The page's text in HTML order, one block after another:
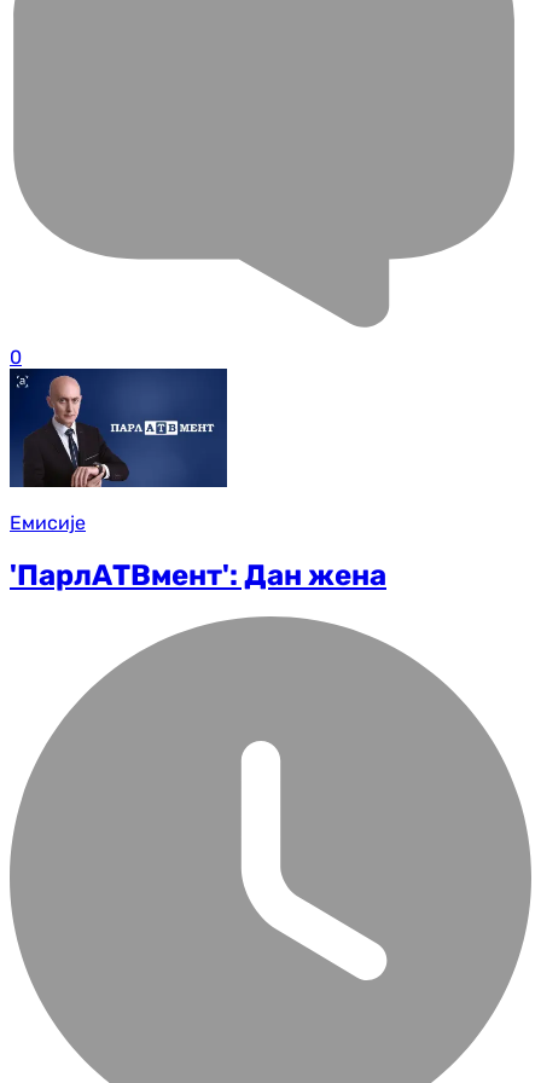
0
Емисије
'ПарлАТВмент': Дан жена